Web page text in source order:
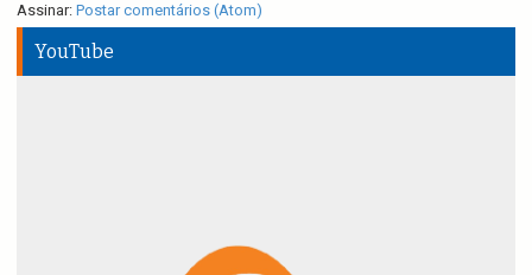
Assinar: Postar comentários (Atom)
YouTube